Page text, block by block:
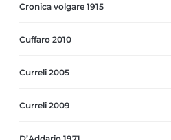
Cronica volgare 1915
Cuffaro 2010
Curreli 2005
Curreli 2009